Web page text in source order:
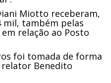
Miotto receberam,
mil, também pelas
relação ao Posto
foi tomada de forma
Benedito